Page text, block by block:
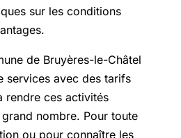
sur les conditions
de Bruyères-le-Châtel
services avec des tarifs
rendre ces activités
nombre. Pour toute
ou pour connaître les